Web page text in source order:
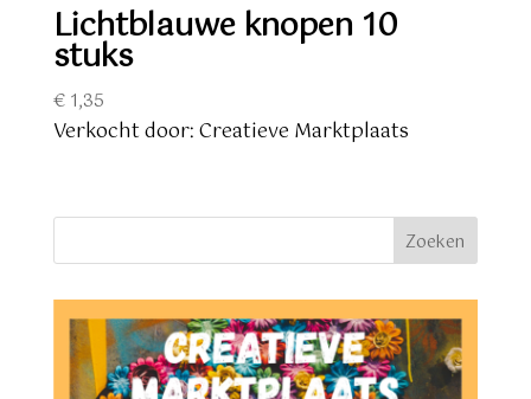
Lichtblauwe knopen 10
stuks
€1,35
Verkocht door: Creatieve Marktplaats
Zoeken